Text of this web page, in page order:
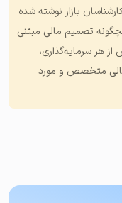
بازار نوشته شده
تصمیم مالی مبتنی
هر سرمایه‌گذاری،
متخصص و مورد